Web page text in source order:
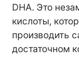
DHA. Это
кислоты,
производить
достаточном